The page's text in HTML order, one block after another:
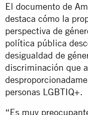
El documento de
destaca cómo la
perspectiva de
política pública
desigualdad de
discriminación que
personas LGBTIQ+.
“Es muy